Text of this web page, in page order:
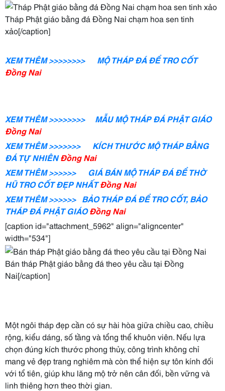
Tháp Phật giáo bằng đá Đồng Nai chạm hoa sen tinh
xảo[/caption]
XEM THÊM >>>>>>>> MỘ THÁP ĐÁ ĐỂ TRO CỐT
Đồng Nai
XEM THÊM >>>>>>>> MẪU MỘ THÁP ĐÁ PHẬTGIÁO
Đồng Nai
XEM THÊM >>>>>>> KÍCH THƯỚC MỘ THÁP BẰNG
ĐÁ TỰ NHIÊNĐồng Nai
XEM THÊM >>>>>> GIÁ BÁN MỘ THÁP ĐÁ ĐỂ THỜ
HŨ TRO CỐT ĐẸP NHẤTĐồng Nai
XEM THÊM >>>>>> BẢO THÁP ĐÁ ĐỂ TRO CỐT, BẢO
THÁP ĐÁ PHẬT GIÁOĐồng Nai
[caption id="attachment_5962" align="aligncenter"
width="534"]
Bán tháp Phật giáo bằng đá theo yêu cầu tại Đồng
Nai[/caption]
Một ngôi tháp đẹp cần có sự hài hòa giữa chiều cao, chiều
rộng, kiểu dáng, số tầng và tổng thể khuôn viên. Nếu lựa
chọn đúng kích thước phong thủy, công trình không chỉ
mang vẻ đẹp trang nghiêm mà còn thể hiện sự tôn kính đối
với tổ tiên, giúp khu lăng mộ trở nên cân đối, bền vững và
linh thiêng hơn theo thời gian.